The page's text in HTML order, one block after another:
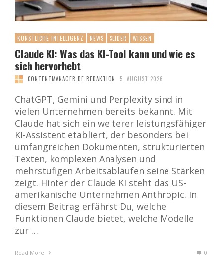
KÜNSTLICHE INTELLIGENZ NEWS SLIDER WISSEN
Claude KI: Was das KI-Tool kann und wie es
sich hervorhebt
CONTENTMANAGER.DE REDAKTION 5. AUGUST 2026
ChatGPT, Gemini und Perplexity sind in
vielen Unternehmen bereits bekannt. Mit
Claude hat sich ein weiterer leistungsfähiger
KI-Assistent etabliert, der besonders bei
umfangreichen Dokumenten, strukturierten
Texten, komplexen Analysen und
mehrstufigen Arbeitsabläufen seine Stärken
zeigt. Hinter der Claude KI steht das US-
amerikanische Unternehmen Anthropic. In
diesem Beitrag erfährst Du, welche
Funktionen Claude bietet, welche Modelle
zur …
Read More 0